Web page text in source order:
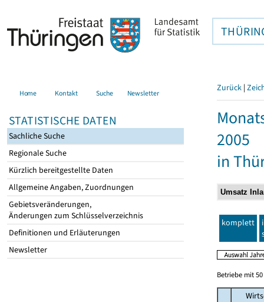
Home Kontakt Suche Newsletter
STATISTISCHE DATEN
Sachliche Suche
Regionale Suche
Kürzlich bereitgestellte Daten
Allgemeine Angaben, Zuordnungen
Gebietsveränderungen,
Änderungen zum Schlüsselverzeichnis
Definitionen und Erläuterungen
Newsletter
Zurück |
2005
in
komplett
Betriebe mit